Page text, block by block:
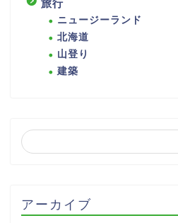
旅行
ニュージーランド
北海道
山登り
建築
アーカイブ